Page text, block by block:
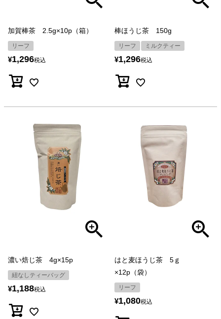
加賀棒茶 2.5g×10p（箱）
リーフ
¥1,296税込
棒ほうじ茶 150g
リーフ ミルクティー
¥1,296税込
濃い焙じ茶 4g×15p
紐なしティーバッグ
¥1,188税込
はと麦ほうじ茶 5ｇ
×12p（袋）
リーフ
¥1,080税込